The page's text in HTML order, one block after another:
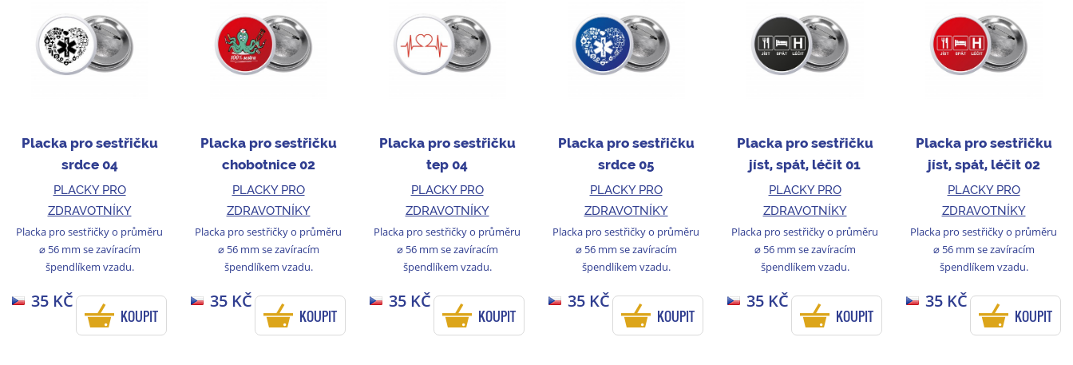
Placka pro sestřičku
srdce 04
PLACKY PRO
ZDRAVOTNÍKY
Placka pro sestřičky o průměru
⌀ 56 mm se zavíracím
špendlíkem vzadu.
35 KČ
KOUPIT
Placka pro sestřičku
chobotnice 02
PLACKY PRO
ZDRAVOTNÍKY
Placka pro sestřičky o průměru
⌀ 56 mm se zavíracím
špendlíkem vzadu.
35 KČ
KOUPIT
Placka pro sestřičku
tep 04
PLACKY PRO
ZDRAVOTNÍKY
Placka pro sestřičky o průměru
⌀ 56 mm se zavíracím
špendlíkem vzadu.
35 KČ
KOUPIT
Placka pro sestřičku
srdce 05
PLACKY PRO
ZDRAVOTNÍKY
Placka pro sestřičky o průměru
⌀ 56 mm se zavíracím
špendlíkem vzadu.
35 KČ
KOUPIT
Placka pro sestřičku
jíst, spát, léčit 01
PLACKY PRO
ZDRAVOTNÍKY
Placka pro sestřičky o průměru
⌀ 56 mm se zavíracím
špendlíkem vzadu.
35 KČ
KOUPIT
Placka pro sestřičku
jíst, spát, léčit 02
PLACKY PRO
ZDRAVOTNÍKY
Placka pro sestřičky o průměru
⌀ 56 mm se zavíracím
špendlíkem vzadu.
35 KČ
KOUPIT